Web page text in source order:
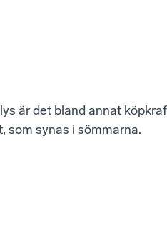
är det bland annat
som synas i sömmarna.